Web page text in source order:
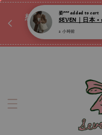
想訂製屬於自己的『
姿***added to cart
2 小時前